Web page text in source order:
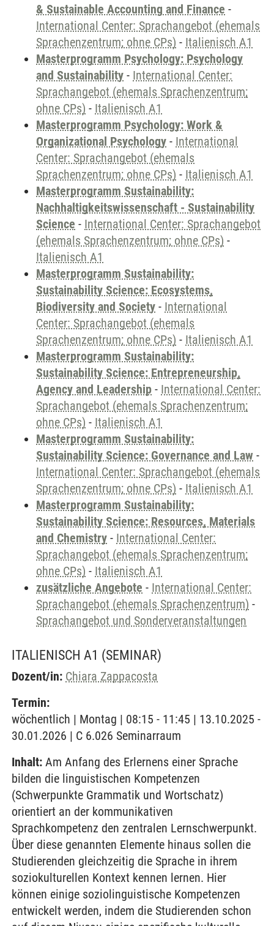
& Sustainable Accounting and Finance -
International Center: Sprachangebot (ehemals
Sprachenzentrum; ohne CPs) - Italienisch A1
Masterprogramm Psychology: Psychology
and Sustainability - International Center:
Sprachangebot (ehemals Sprachenzentrum;
ohne CPs) - Italienisch A1
Masterprogramm Psychology: Work &
Organizational Psychology - International
Center: Sprachangebot (ehemals
Sprachenzentrum; ohne CPs) - Italienisch A1
Masterprogramm Sustainability:
Nachhaltigkeitswissenschaft - Sustainability
Science - International Center: Sprachangebot
(ehemals Sprachenzentrum; ohne CPs) -
Italienisch A1
Masterprogramm Sustainability:
Sustainability Science: Ecosystems,
Biodiversity and Society - International
Center: Sprachangebot (ehemals
Sprachenzentrum; ohne CPs) - Italienisch A1
Masterprogramm Sustainability:
Sustainability Science: Entrepreneurship,
Agency and Leadership - International Center:
Sprachangebot (ehemals Sprachenzentrum;
ohne CPs) - Italienisch A1
Masterprogramm Sustainability:
Sustainability Science: Governance and Law -
International Center: Sprachangebot (ehemals
Sprachenzentrum; ohne CPs) - Italienisch A1
Masterprogramm Sustainability:
Sustainability Science: Resources, Materials
and Chemistry - International Center:
Sprachangebot (ehemals Sprachenzentrum;
ohne CPs) - Italienisch A1
zusätzliche Angebote - International Center:
Sprachangebot (ehemals Sprachenzentrum) -
Sprachangebot und Sonderveranstaltungen
ITALIENISCH A1 (SEMINAR)
Dozent/in: Chiara Zappacosta
Termin:
wöchentlich | Montag | 08:15 - 11:45 | 13.10.2025 -
30.01.2026 | C 6.026 Seminarraum
Inhalt: Am Anfang des Erlernens einer Sprache
bilden die linguistischen Kompetenzen
(Schwerpunkte Grammatik und Wortschatz)
orientiert an der kommunikativen
Sprachkompetenz den zentralen Lernschwerpunkt.
Über diese genannten Elemente hinaus sollen die
Studierenden gleichzeitig die Sprache in ihrem
soziokulturellen Kontext kennen lernen. Hier
können einige soziolinguistische Kompetenzen
entwickelt werden, indem die Studierenden schon